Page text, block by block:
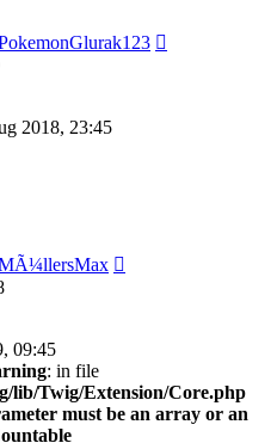
2018, 23:45
09:45
: in file
lib/Twig/Extension/Core.php
must be an array or an